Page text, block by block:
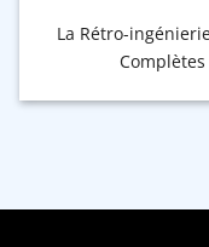
La Rétro-